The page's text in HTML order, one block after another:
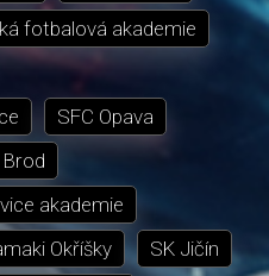
fotbalová akademie
SFC Opava
akademie
Okříšky
SK Jičín